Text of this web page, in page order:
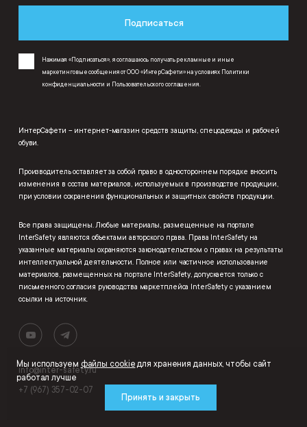
Подписаться
Нажимая «Подписаться», я соглашаюсь получать рекламные и иные
маркетинговые сообщения от ООО «ИнтерСафети» на условиях Политики
конфиденциальности и Пользовательского соглашения.
ИнтерСафети – интернет-магазин средств защиты, спецодежды и рабочей
обуви.
Производитель оставляет за собой право в одностороннем порядке вносить
изменения в состав материалов, используемых в производстве продукции,
при условии сохранения функциональных и защитных свойств продукции.
Все права защищены. Любые материалы, размещенные на портале
InterSafety являются объектами авторского права. Права InterSafety на
указанные материалы охраняются законодательством о правах на результаты
интеллектуальной деятельности. Полное или частичное использование
материалов, размещенных на портале InterSafety, допускается только с
письменного согласия руководства маркетплейса InterSafety с указанием
ссылки на источник.
info@inter-safety.ru
+7 (967) 357-02-07
Мы используем файлы cookieдля хранения данных, чтобы сайт
работал лучше
Принять и закрыть